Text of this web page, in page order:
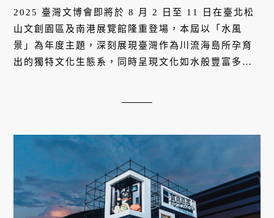
2025 臺灣文博會即將於 8 月 2 日至 11 日在臺北松
山文創園區及南港展覽館隆重登場，本屆以「水風
景」為年度主題，深刻展現臺灣作為川流海島所孕育
出的獨特文化生態系，同時呈現文化如水般豐富多樣